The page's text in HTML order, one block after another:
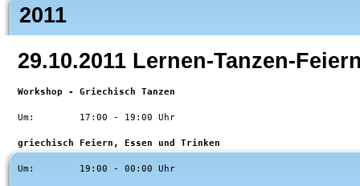
2011
29.10.2011 Lernen-Tanzen-
Workshop - Griechisch Tanzen
Um:        17:00 - 19:00 Uhr
griechisch Feiern, Essen und Trinken
Um:        19:00 - 00:00 Uhr